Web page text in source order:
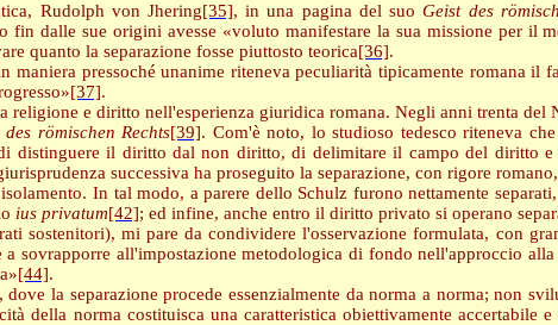
Rudolph von Jhering[35], in una pagina del suoGeist des
fin dalle sue origini avesse «voluto manifestare la sua missione per il
quanto la separazione fosse piuttosto teorica[36].
maniera pressoché unanime riteneva peculiarità tipicamente romana
[37].
e diritto nell'esperienza giuridica romana. Negli anni trenta del
römischen Rechts[39]. Com'è noto, lo studioso tedesco riteneva
distinguere il diritto dal non diritto, di delimitare il campo del diritto
successiva ha proseguito la separazione, con rigore
In tal modo, a parere dello Schulz furono nettamente
ius privatum[42]; ed infine, anche entro il diritto privato si operano
sostenitori), mi pare da condividere l'osservazione formulata, con
sovrapporre all'impostazione metodologica di fondo nell'approccio alla
[44].
la separazione procede essenzialmente da norma a norma; non
della norma costituisca una caratteristica obiettivamente accertabile